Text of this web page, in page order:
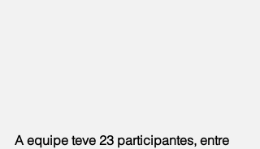
A equipe teve 23 participantes, entre